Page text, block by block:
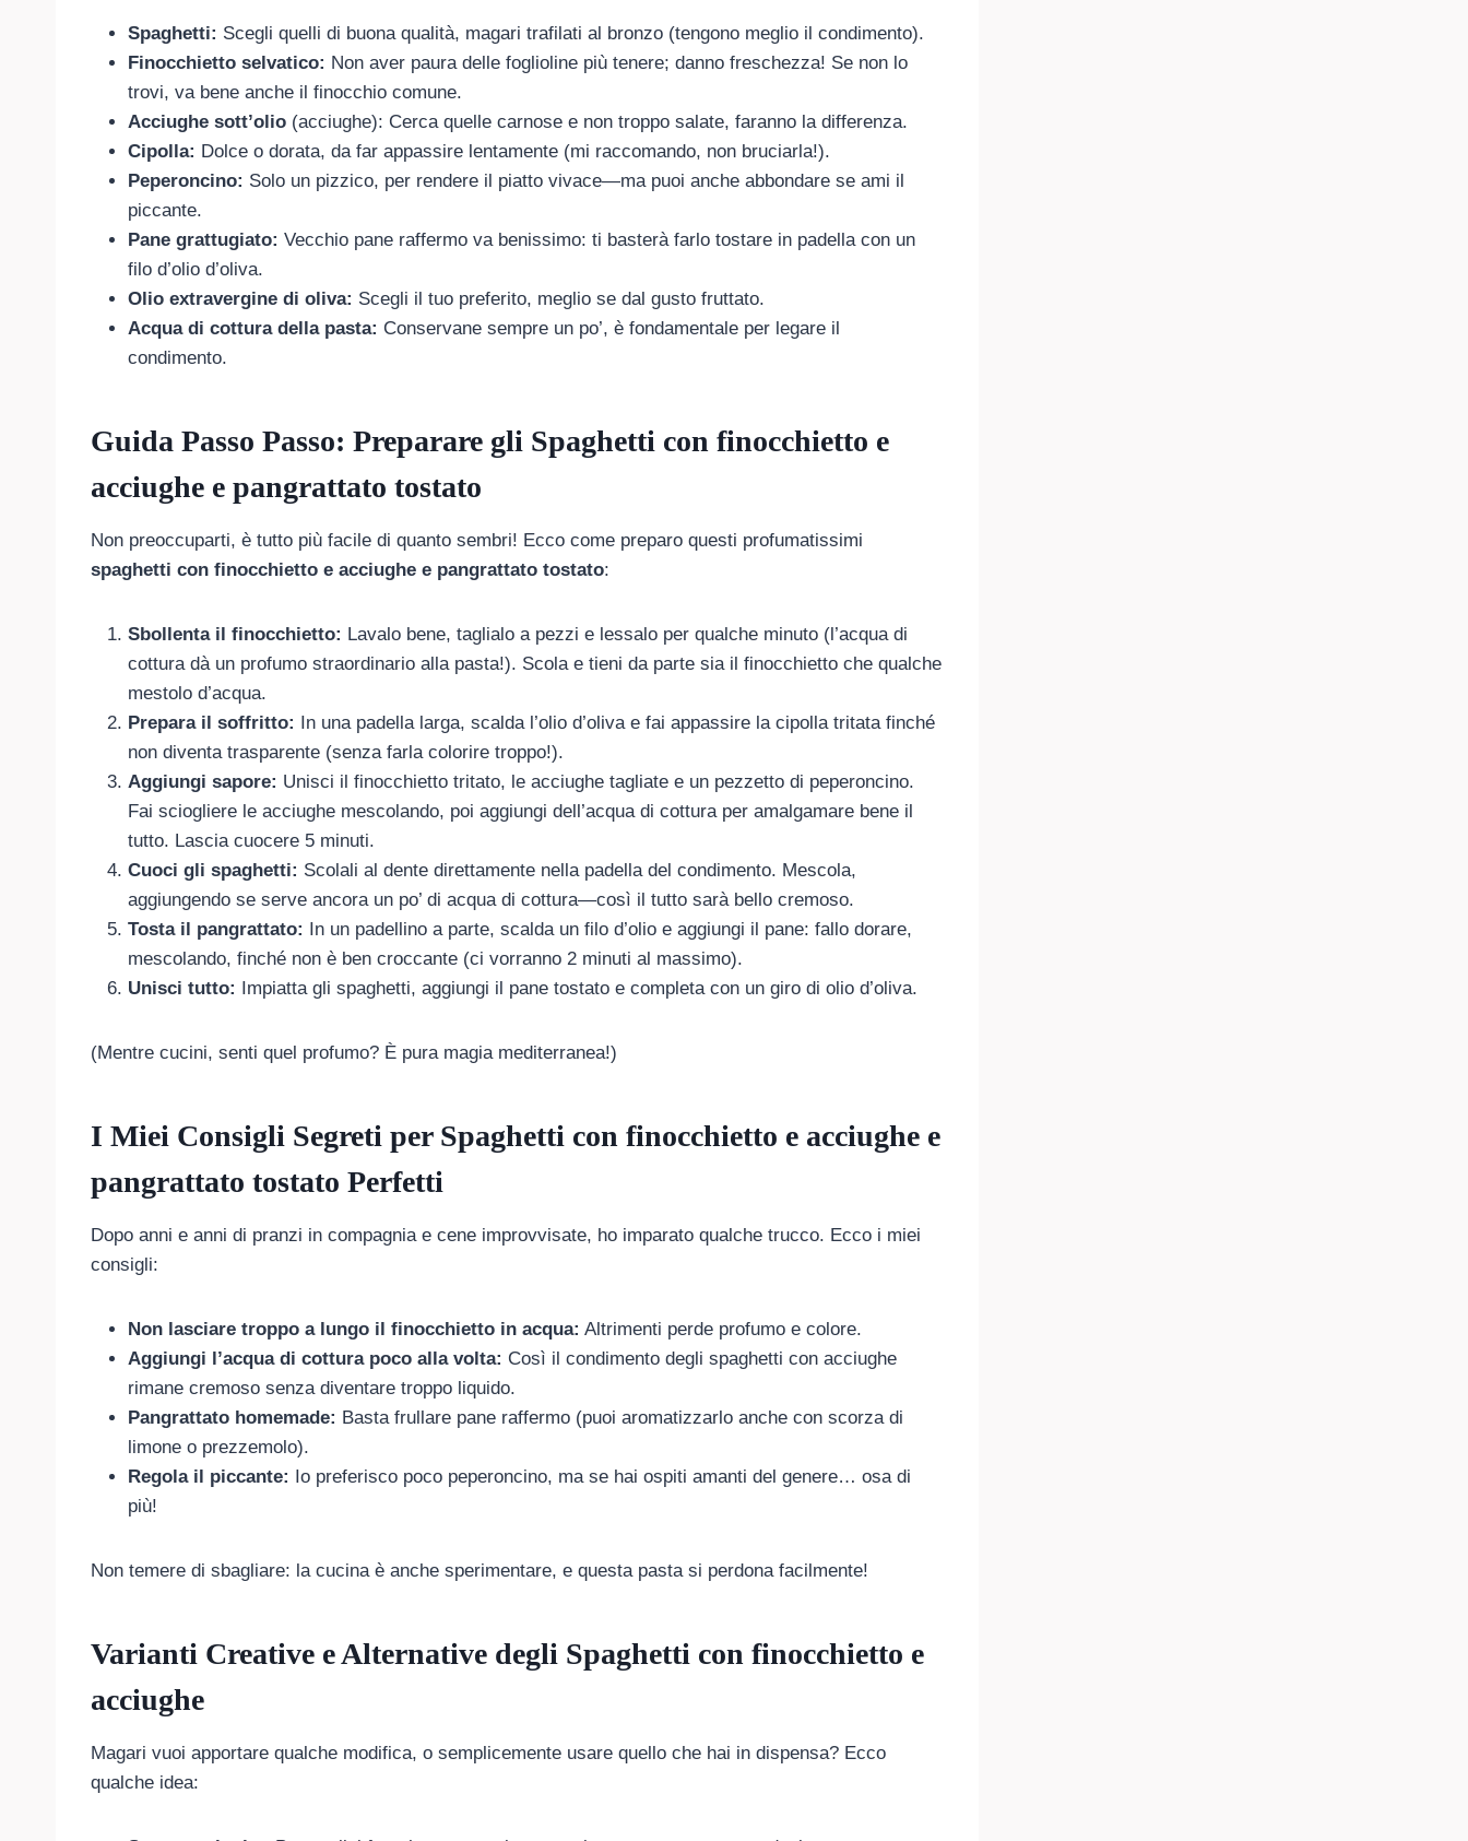
Spaghetti: Scegli quelli di buona qualità, magari trafilati al bronzo (tengono meglio il condimento).
Finocchietto selvatico: Non aver paura delle foglioline più tenere; danno freschezza! Se non lo
trovi, va bene anche il finocchio comune.
Acciughe sott’olio (acciughe): Cerca quelle carnose e non troppo salate, faranno la differenza.
Cipolla: Dolce o dorata, da far appassire lentamente (mi raccomando, non bruciarla!).
Peperoncino: Solo un pizzico, per rendere il piatto vivace—ma puoi anche abbondare se ami il
piccante.
Pane grattugiato: Vecchio pane raffermo va benissimo: ti basterà farlo tostare in padella con un
filo d’olio d’oliva.
Olio extravergine di oliva: Scegli il tuo preferito, meglio se dal gusto fruttato.
Acqua di cottura della pasta: Conservane sempre un po’, è fondamentale per legare il
condimento.
Guida Passo Passo: Preparare gli Spaghetti con finocchietto e
acciughe e pangrattato tostato
Non preoccuparti, è tutto più facile di quanto sembri! Ecco come preparo questi profumatissimi
spaghetti con finocchietto e acciughe e pangrattato tostato:
Sbollenta il finocchietto: Lavalo bene, taglialo a pezzi e lessalo per qualche minuto (l’acqua di
cottura dà un profumo straordinario alla pasta!). Scola e tieni da parte sia il finocchietto che qualche
mestolo d’acqua.
Prepara il soffritto: In una padella larga, scalda l’olio d’oliva e fai appassire la cipolla tritata finché
non diventa trasparente (senza farla colorire troppo!).
Aggiungi sapore: Unisci il finocchietto tritato, le acciughe tagliate e un pezzetto di peperoncino.
Fai sciogliere le acciughe mescolando, poi aggiungi dell’acqua di cottura per amalgamare bene il
tutto. Lascia cuocere 5 minuti.
Cuoci gli spaghetti: Scolali al dente direttamente nella padella del condimento. Mescola,
aggiungendo se serve ancora un po’ di acqua di cottura—così il tutto sarà bello cremoso.
Tosta il pangrattato: In un padellino a parte, scalda un filo d’olio e aggiungi il pane: fallo dorare,
mescolando, finché non è ben croccante (ci vorranno 2 minuti al massimo).
Unisci tutto: Impiatta gli spaghetti, aggiungi il pane tostato e completa con un giro di olio d’oliva.
(Mentre cucini, senti quel profumo? È pura magia mediterranea!)
I Miei Consigli Segreti per Spaghetti con finocchietto e acciughe e
pangrattato tostato Perfetti
Dopo anni e anni di pranzi in compagnia e cene improvvisate, ho imparato qualche trucco. Ecco i miei
consigli:
Non lasciare troppo a lungo il finocchietto in acqua: Altrimenti perde profumo e colore.
Aggiungi l’acqua di cottura poco alla volta: Così il condimento degli spaghetti con acciughe
rimane cremoso senza diventare troppo liquido.
Pangrattato homemade: Basta frullare pane raffermo (puoi aromatizzarlo anche con scorza di
limone o prezzemolo).
Regola il piccante: Io preferisco poco peperoncino, ma se hai ospiti amanti del genere… osa di
più!
Non temere di sbagliare: la cucina è anche sperimentare, e questa pasta si perdona facilmente!
Varianti Creative e Alternative degli Spaghetti con finocchietto e
acciughe
Magari vuoi apportare qualche modifica, o semplicemente usare quello che hai in dispensa? Ecco
qualche idea: